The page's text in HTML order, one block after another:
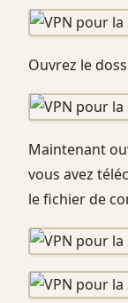
Ouvrez le
Maintenant
vous avez
le fichier de